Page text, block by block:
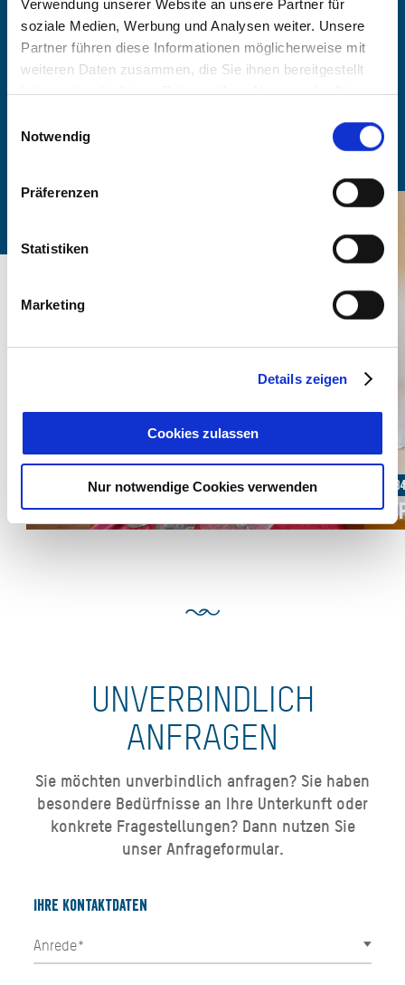
Verwendung unserer Website an unsere Partner für
soziale Medien, Werbung und Analysen weiter. Unsere
Partner führen diese Informationen möglicherweise mit
weiteren Daten zusammen, die Sie ihnen bereitgestellt
haben oder die Sie im Rahmen Ihrer Nutzung der Dienste
Cookies, wenn Sie unsere Webseite weiterhin nutzen.
Notwendig
Präferenzen
Statistiken
Marketing
Details zeigen
Cookies zulassen
Nur notwendige Cookies verwenden
-
Anzahl Personen
Ab 84,00 € pro Einheit
Doppelzimmer b
Ab
UNVERBINDLICH
ANFRAGEN
Sie möchten unverbindlich anfragen? Sie haben
besondere Bedürfnisse an Ihre Unterkunft oder
konkrete Fragestellungen? Dann nutzen Sie
unser Anfrageformular.
Ihre Kontaktdaten